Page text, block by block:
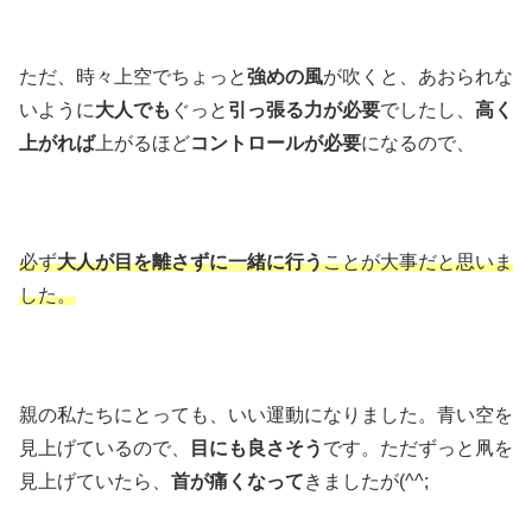
ただ、時々上空でちょっと強めの風が吹くと、あおられな
いように大人でも ぐっと 引っ張る力が必要でしたし、 高く
上がれば上がるほどコントロールが必要になるので、
必ず大人が目を離さずに一緒に行うことが大事だと思いま
した。
親の私たちにとっても、いい運動になりました。青い空を
見上げているので、
目にも良さそう です。ただずっと凧を
見上げていたら、 首が痛くなってきましたが(^^;